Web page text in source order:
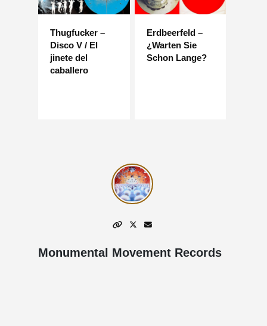
Thugfucker –
Disco V / El
jinete del
caballero
Erdbeerfeld –
¿Warten Sie
Schon Lange?
Monumental Movement Records